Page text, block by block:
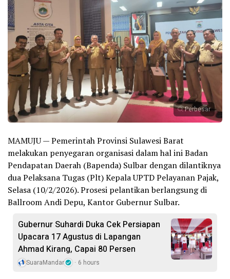
Perbesar
MAMUJU — Pemerintah Provinsi Sulawesi Barat
melakukan penyegaran organisasi dalam hal ini Badan
Pendapatan Daerah (Bapenda) Sulbar dengan dilantiknya
dua Pelaksana Tugas (Plt) Kepala UPTD Pelayanan Pajak,
Selasa (10/2/2026). Prosesi pelantikan berlangsung di
Ballroom Andi Depu, Kantor Gubernur Sulbar.
Gubernur Suhardi Duka Cek Persiapan
Upacara 17 Agustus di Lapangan
Ahmad Kirang, Capai 80 Persen
SuaraMandar 6 hours